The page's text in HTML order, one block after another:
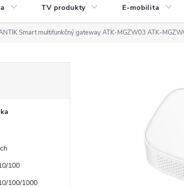
TV produkty E-mobilita
Smart multifunkčný gateway ATK-MGZW03 ATK-
100
100/1000